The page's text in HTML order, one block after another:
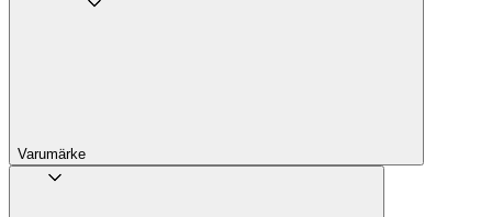
Varumärke